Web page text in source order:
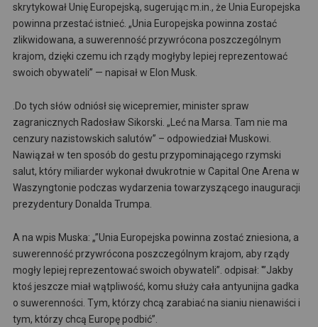
skrytykował Unię Europejską, sugerując m.in., że Unia Europejska
powinna przestać istnieć. „Unia Europejska powinna zostać
zlikwidowana, a suwerenność przywrócona poszczególnym
krajom, dzięki czemu ich rządy mogłyby lepiej reprezentować
swoich obywateli” — napisał w Elon Musk.
.Do tych słów odniósł się wicepremier, minister spraw
zagranicznych Radosław Sikorski. „Leć na Marsa. Tam nie ma
cenzury nazistowskich salutów” – odpowiedział Muskowi.
Nawiązał w ten sposób do gestu przypominającego rzymski
salut, który miliarder wykonał dwukrotnie w Capital One Arena w
Waszyngtonie podczas wydarzenia towarzyszącego inauguracji
prezydentury Donalda Trumpa.
A na wpis Muska: „”Unia Europejska powinna zostać zniesiona, a
suwerenność przywrócona poszczególnym krajom, aby rządy
mogły lepiej reprezentować swoich obywateli”. odpisał: '”Jakby
ktoś jeszcze miał wątpliwość, komu służy cała antyunijna gadka
o suwerenności. Tym, którzy chcą zarabiać na sianiu nienawiści i
tym, którzy chcą Europę podbić”.